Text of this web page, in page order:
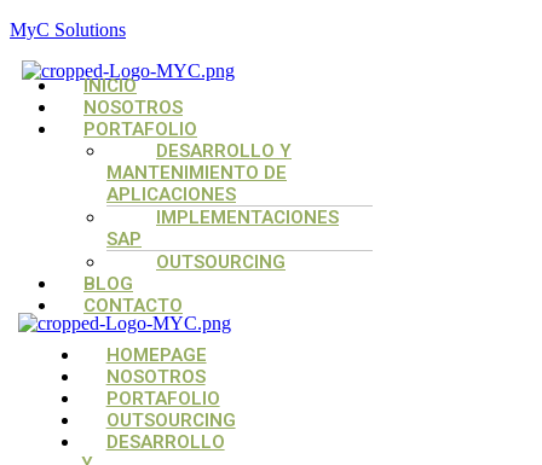
MyC Solutions
Menú
INICIO
NOSOTROS
PORTAFOLIO
DESARROLLO Y
MANTENIMIENTO DE
APLICACIONES
IMPLEMENTACIONES
SAP
OUTSOURCING
BLOG
CONTACTO
Menú
Menú
HOMEPAGE
NOSOTROS
PORTAFOLIO
OUTSOURCING
DESARROLLO